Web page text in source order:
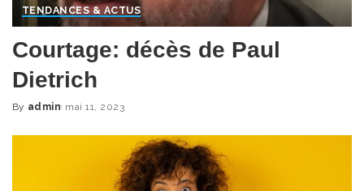
TENDANCES & ACTUS
Courtage: décès de Paul
Dietrich
Posted
By admin mai 11, 2023